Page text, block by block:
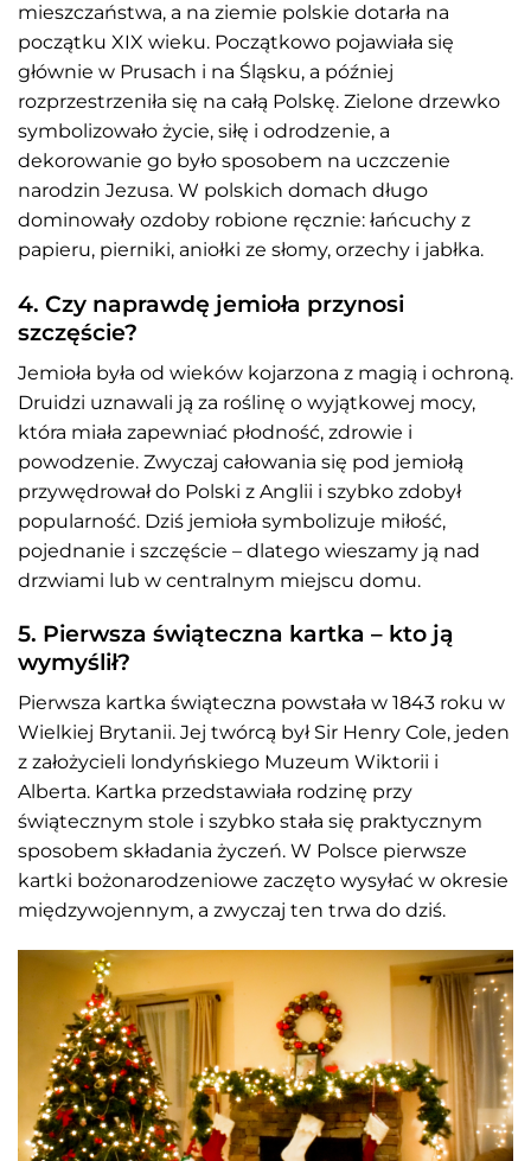
mieszczaństwa, a na ziemie polskie dotarła na
początku XIX wieku. Początkowo pojawiała się
głównie w Prusach i na Śląsku, a później
rozprzestrzeniła się na całą Polskę. Zielone drzewko
symbolizowało życie, siłę i odrodzenie, a
dekorowanie go było sposobem na uczczenie
narodzin Jezusa. W polskich domach długo
dominowały ozdoby robione ręcznie: łańcuchy z
papieru, pierniki, aniołki ze słomy, orzechy i jabłka.
4. Czy naprawdę jemioła przynosi
szczęście?
Jemioła była od wieków kojarzona z magią i ochroną.
Druidzi uznawali ją za roślinę o wyjątkowej mocy,
która miała zapewniać płodność, zdrowie i
powodzenie. Zwyczaj całowania się pod jemiołą
przywędrował do Polski z Anglii i szybko zdobył
popularność. Dziś jemioła symbolizuje miłość,
pojednanie i szczęście – dlatego wieszamy ją nad
drzwiami lub w centralnym miejscu domu.
5. Pierwsza świąteczna kartka – kto ją
wymyślił?
Pierwsza kartka świąteczna powstała w 1843 roku w
Wielkiej Brytanii. Jej twórcą był Sir Henry Cole, jeden
z założycieli londyńskiego Muzeum Wiktorii i
Alberta. Kartka przedstawiała rodzinę przy
świątecznym stole i szybko stała się praktycznym
sposobem składania życzeń. W Polsce pierwsze
kartki bożonarodzeniowe zaczęto wysyłać w okresie
międzywojennym, a zwyczaj ten trwa do dziś.